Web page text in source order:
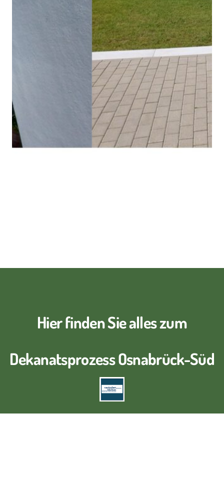
Hier finden Sie alles zum
Dekanatsprozess Osnabrück-Süd